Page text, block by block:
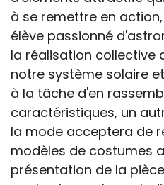
à se remettre en
élève passionné
la réalisation collective
notre système solaire
à la tâche d'en
caractéristiques, un
la mode acceptera de
modèles de costumes
présentation de la